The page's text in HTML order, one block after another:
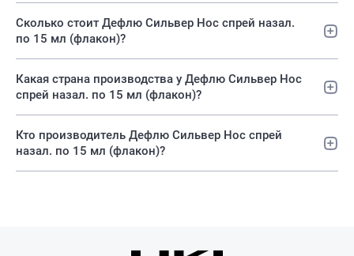
Сколько стоит Дефлю Сильвер Нос спрей назал.
по 15 мл (флакон)?
Какая страна производства у Дефлю Сильвер Нос
спрей назал. по 15 мл (флакон)?
Кто производитель Дефлю Сильвер Нос спрей
назал. по 15 мл (флакон)?